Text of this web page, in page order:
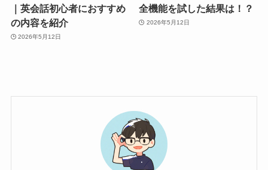
｜英会話初心者におすすめ
の内容を紹介
2026年5月12日
全機能を試した結果は！？
2026年5月12日